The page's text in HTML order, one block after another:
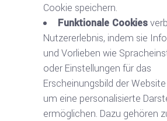
Cookie speichern.
Funktionale Cookies
Nutzererlebnis, indem sie
und Vorlieben wie
oder Einstellungen für das
Erscheinungsbild der
um eine personalisierte
ermöglichen. Dazu gehören